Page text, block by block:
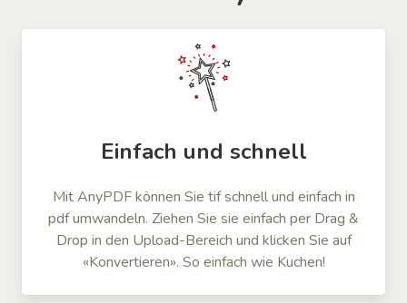
Einfach und schnell
Mit AnyPDF können Sie tif schnell und einfach in
pdf umwandeln. Ziehen Sie sie einfach per Drag &
Drop in den Upload-Bereich und klicken Sie auf
«Konvertieren». So einfach wie Kuchen!